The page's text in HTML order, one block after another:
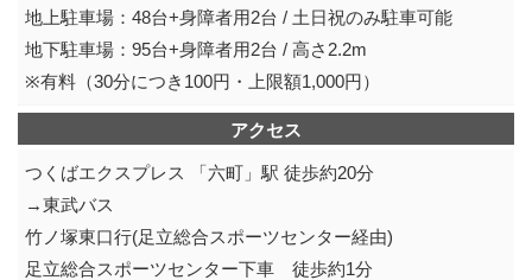
地上駐車場：48台+身障者用2台 / 土日祝のみ駐車可能
地下駐車場：95台+身障者用2台 / 高さ2.2m
※有料（30分につき100円・上限額1,000円）
アクセス
つくばエクスプレス 「六町」駅 徒歩約20分
→東武バス
竹ノ塚東口行(足立総合スポーツセンター経由)
足立総合スポーツセンター下車 徒歩約1分